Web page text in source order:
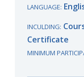
LANGUAGE:
INCULDING:
Certificate
MINIMUM